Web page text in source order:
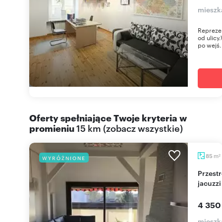
od
po
Oferty spełniające Twoje kryteria w
promieniu15 km (zobacz wszystkie)
WYRÓŻNIONE 85 m2
Przestronne 3-pokojowe mieszkanie z tarasem i
4 350